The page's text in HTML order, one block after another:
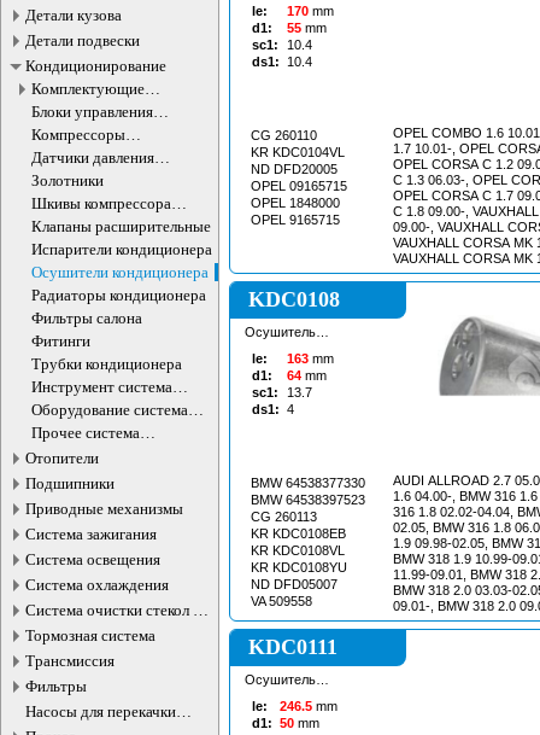
Детали кузова
Детали подвески
Кондиционирование
Комплектующие
компрессоров
кондиционера
Блоки управления
кондиционером
Компрессоры
кондиционера
Датчики давления
хладагента
Золотники
Шкивы компрессора
кондиционера
Клапаны расширительные
Испарители кондиционера
Осушители кондиционера
Радиаторы кондиционера
Фильтры салона
Фитинги
Трубки кондиционера
Инструмент система
кондиционирования
Оборудование система
кондиционирования
Прочее система
кондиционирования
Отопители
Подшипники
Приводные механизмы
Система зажигания
Система освещения
Система охлаждения
Система очистки стекол и
фар
Тормозная система
Трансмиссия
Фильтры
Насосы для перекачки
жидкостей
le:
170 mm
d1:
55 mm
sc1:
10.4
ds1:
10.4
CG 260110
KR KDC0104VL
ND DFD20005
OPEL 09165715
OPEL 1848000
OPEL 9165715
OPEL COMBO 1.6
1.7 10.01-, OPEL
OPEL CORSA C 1.2
C 1.3 06.03-, OPEL
OPEL CORSA C 1.7
C 1.8 09.00-,
09.00-, VAUXHALL
VAUXHALL CORSA MK
VAUXHALL CORSA MK
VAUXHALL CORSA MK
VAUXHALL CORSAVAN
KDC0108
Осушитель
le:
163 mm
d1:
64 mm
sc1:
13.7
ds1: 4
BMW 64538377330
BMW 64538397523
CG 260113
KR KDC0108EB
KR KDC0108VL
KR KDC0108YU
ND DFD05007
VA 509558
AUDI ALLROAD 2.7
1.6 04.00-, BMW 316
316 1.8 02.02-04.04,
02.05, BMW 316 1.8
1.9 09.98-02.05, BMW
BMW 318 1.9 10.99-
11.99-09.01, BMW 318
BMW 318 2.0 03.03-
09.01-, BMW 318 2.0
2.0 09.01-03.03, BMW
BMW 320 2.0 09.00-
KDC0111
Осушитель
le:
246.5 mm
d1: 50 mm